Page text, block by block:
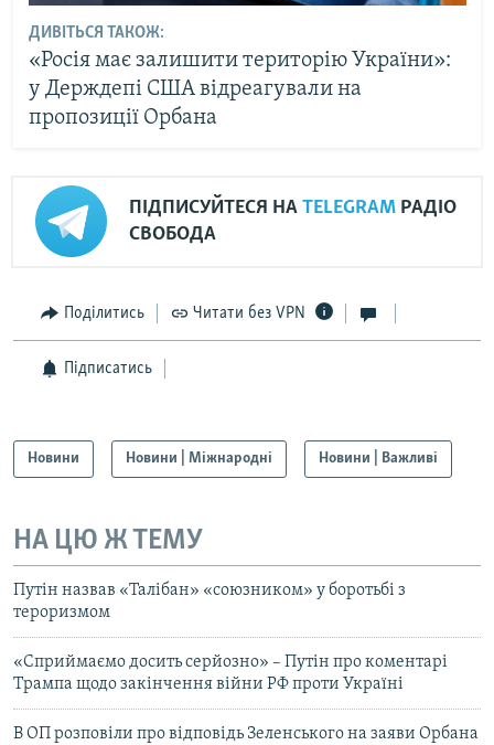
ДИВІТЬСЯ ТАКОЖ:
«Росія має залишити територію України»:
у Держдепі США відреагували на
пропозиції Орбана
ПІДПИСУЙТЕСЯ НА TELEGRAM РАДІО
СВОБОДА
Поділитись Читати без VPN
Підписатись
Новини Новини | Міжнародні Новини | Важливі
НА ЦЮ Ж ТЕМУ
Путін назвав «Талібан» «союзником» у боротьбі з
тероризмом
«Сприймаємо досить серйозно» – Путін про коментарі
Трампа щодо закінчення війни РФ проти Україні
В ОП розповіли про відповідь Зеленського на заяви Орбана